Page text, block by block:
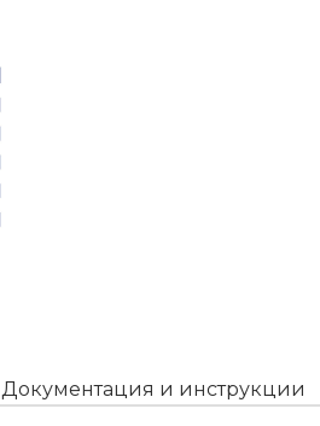
Документация и инструкции